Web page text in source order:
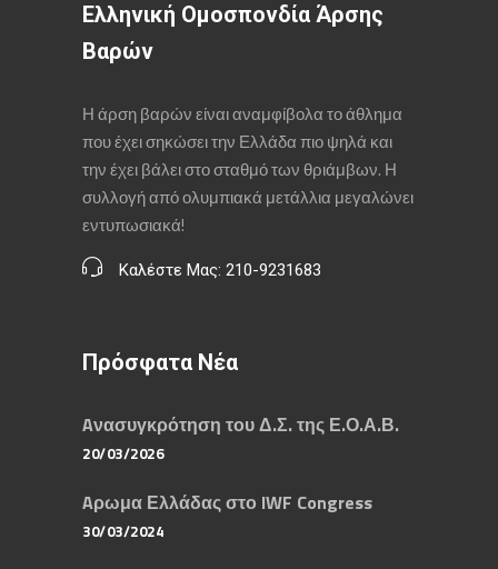
Ελληνική Ομοσπονδία Άρσης
Βαρών
Η άρση βαρών είναι αναμφίβολα το άθλημα
που έχει σηκώσει την Ελλάδα πιο ψηλά και
την έχει βάλει στο σταθμό των θριάμβων. Η
συλλογή από ολυμπιακά μετάλλια μεγαλώνει
εντυπωσιακά!
Καλέστε Μας: 210-9231683
Πρόσφατα Νέα
Aνασυγκρότηση του Δ.Σ. της Ε.Ο.Α.Β.
20/03/2026
Aρωμα Ελλάδας στο IWF Congress
30/03/2024